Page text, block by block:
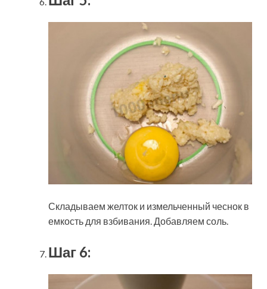
Складываем желток и измельченный чеснок в
емкость для взбивания. Добавляем соль.
Шаг 6: